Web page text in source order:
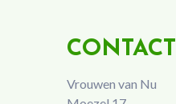
CONTACT
Vrouwen van Nu